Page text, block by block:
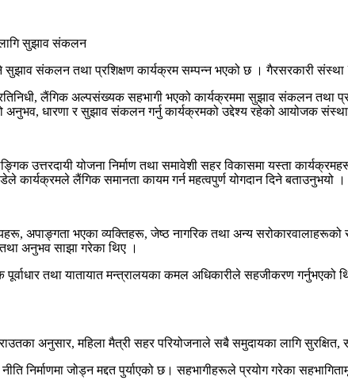
सुझाव संकलन तथा प्रशिक्षण कार्यक्रम सम्पन्न भएको छ । गैरसरकारी
लैंगिक अल्पसंख्यक सहभागी भएको कार्यक्रममा सुझाव संकलन तथा
अनुभव, धारणा र सुझाव संकलन गर्नु कार्यक्रमको उद्देश्य रहेको आयोजक
उत्तरदायी योजना निर्माण तथा समावेशी सहर विकासमा यस्ता
कार्यक्रमले लैंगिक समानता कायम गर्न महत्वपुर्ण योगदान दिने बताउनुभयो ।
अपाङ्गता भएका व्यक्तिहरू, जेष्ठ नागरिक तथा अन्य
अनुभव साझा गरेका थिए ।
तथा यातायात मन्त्रालयका कमल अधिकारीले सहजीकरण गर्नुभएको
अनुसार, महिला मैत्री सहर परियोजनाले सबै समुदायका लागि सुरक्षित,
निर्माणमा जोड्न मद्दत पुर्याएको छ। सहभागीहरूले प्रयोग गरेका